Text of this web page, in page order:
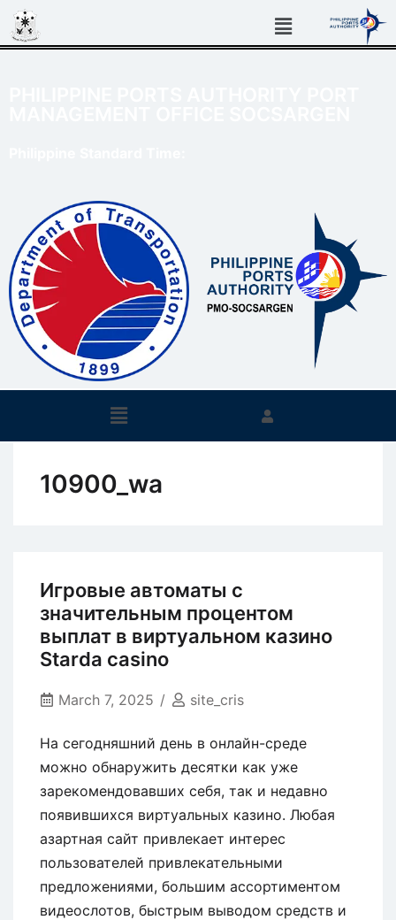
10900_wa
Игровые автоматы с
значительным процентом
выплат в виртуальном казино
Starda casino
March 7, 2025 site_cris
На сегодняшний день в онлайн-среде
можно обнаружить десятки как уже
зарекомендовавших себя, так и недавно
появившихся виртуальных казино. Любая
азартная сайт привлекает интерес
пользователей привлекательными
предложениями, большим ассортиментом
видеослотов, быстрым выводом средств и